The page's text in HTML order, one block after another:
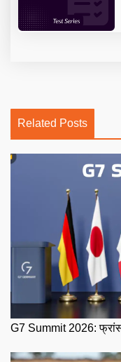
Related Posts
G7 Summit 2026: